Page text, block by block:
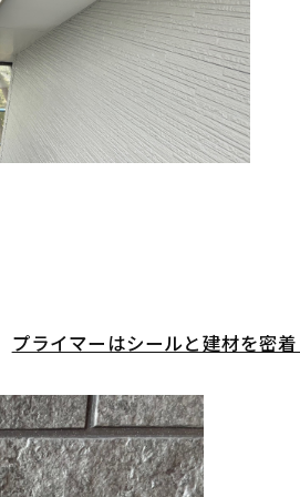
プライマーはシールと建材を密